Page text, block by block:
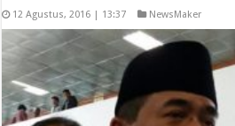
12 Agustus, 2016 | 13:37 NewsMaker